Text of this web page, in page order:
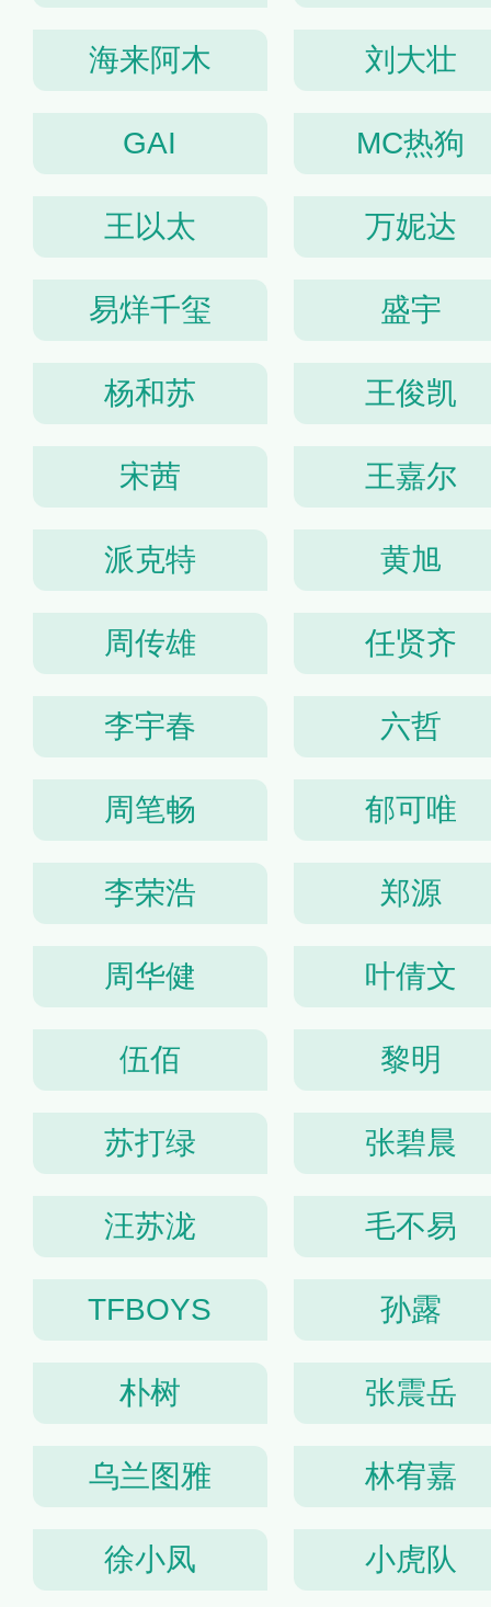
海来阿木 刘大壮
GAI MC热狗
王以太 万妮达
易烊千玺 盛宇
杨和苏 王俊凯
宋茜 王嘉尔
派克特 黄旭
周传雄 任贤齐
李宇春 六哲
周笔畅 郁可唯
李荣浩 郑源
周华健 叶倩文
伍佰 黎明
苏打绿 张碧晨
汪苏泷 毛不易
TFBOYS 孙露
朴树 张震岳
乌兰图雅 林宥嘉
徐小凤 小虎队